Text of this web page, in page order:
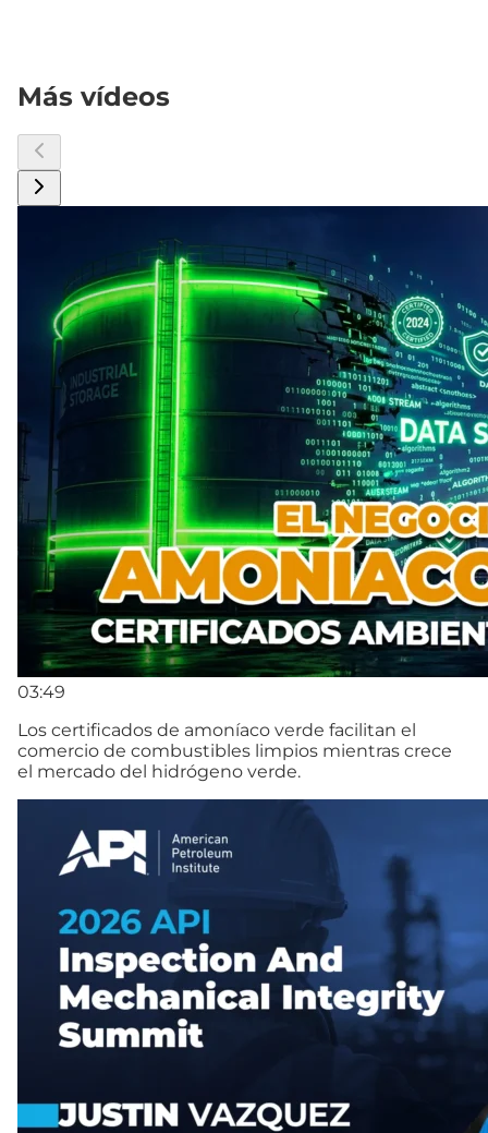
Más vídeos
03:49
Los certificados de amoníaco verde facilitan el
comercio de combustibles limpios mientras crece
el mercado del hidrógeno verde.